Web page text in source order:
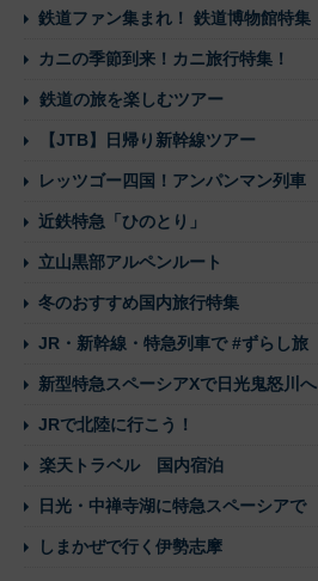
鉄道ファン集まれ！ 鉄道博物館特集
カニの季節到来！カニ旅行特集！
鉄道の旅を楽しむツアー
【JTB】日帰り新幹線ツアー
レッツゴー四国！アンパンマン列車
近鉄特急「ひのとり」
立山黒部アルペンルート
冬のおすすめ国内旅行特集
JR・新幹線・特急列車で #ずらし旅
新型特急スペーシアXで日光鬼怒川へ
JRで北陸に行こう！
楽天トラベル 国内宿泊
日光・中禅寺湖に特急スペーシアで
しまかぜで行く伊勢志摩